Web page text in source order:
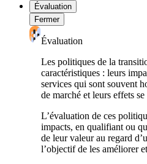
Évaluation
Fermer
Évaluation
Les politiques de la
caractéristiques : leurs
services qui sont souvent
de marché et leurs effets
L’évaluation de ces
impacts, en qualifiant ou
de leur valeur au regard
l’objectif de les améliorer